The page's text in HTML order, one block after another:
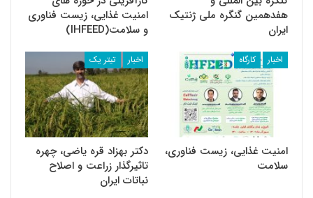
هفدهمین گنگره ملی ژنتیک
ایران
امنیت غذایی، زیست فناوری
و سلامت(IHFEED)
اخبار کارگاه
امنیت غذایی، زیست فناوری،
سلامت
اخبار تیتر یک
دکتر بهزاد قره یاضی، چهره
تاثیرگذار زراعت و اصلاح
نباتات ایران